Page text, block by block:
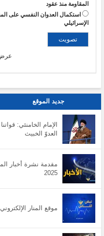
المقاومة منذ عقود
استكمال العدوان النفسي على
الإسرائيلي
عرض
جديد الموقع
الإمام الخامنئي:
العدوّ الخبيث
2025
موقع المنار